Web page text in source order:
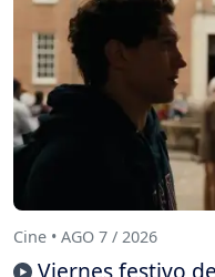
Cine • AGO 7 / 2026